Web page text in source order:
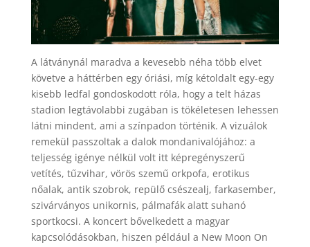
A látványnál maradva a kevesebb néha több elvet
követve a háttérben egy óriási, míg kétoldalt egy-egy
kisebb ledfal gondoskodott róla, hogy a telt házas
stadion legtávolabbi zugában is tökéletesen lehessen
látni mindent, ami a színpadon történik. A vizuálok
remekül passzoltak a dalok mondanivalójához: a
teljesség igénye nélkül volt itt képregényszerű
vetítés, tűzvihar, vörös szemű orkpofa, erotikus
nőalak, antik szobrok, repülő csészealj, farkasember,
szivárványos unikornis, pálmafák alatt suhanó
sportkocsi. A koncert bővelkedett a magyar
kapcsolódásokban, hiszen például a New Moon On